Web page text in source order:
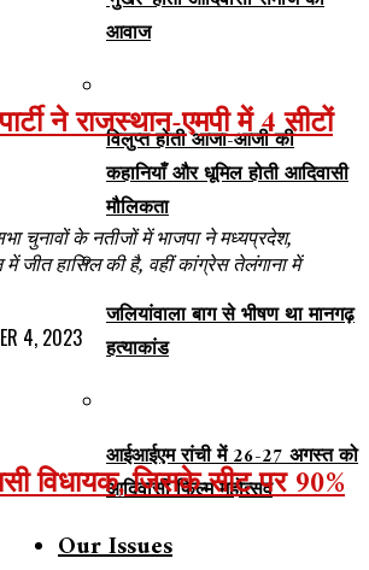
आवाज
विलुप्त होती आजा-आजी की
कहानियाँ और धूमिल होती आदिवासी
मौलिकता
जलियांवाला बाग से भीषण था मानगढ़
हत्याकांड
आईआईएम रांची में 26-27 अगस्त को
आदिवासी फिल्म महोत्सव
Our Issues
ने राजस्थान-एमपी में 4 सीटों
चुनावों के नतीजों में भाजपा ने मध्यप्रदेश,
जीत हासिल की है, वहीं कांग्रेस तेलंगाना में
4, 2023
विधायक, जिसके सीट पर 90%